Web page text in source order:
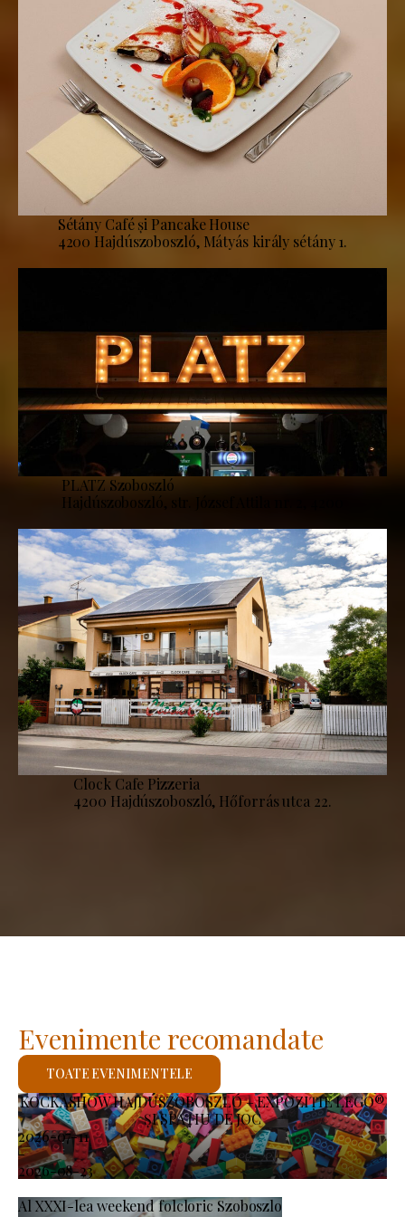
Sétány Café și Pancake House
4200 Hajdúszoboszló, Mátyás király sétány 1.
PLATZ Szoboszló
Hajdúszoboszló, str. József Attila nr. 2, 4200
Clock Cafe Pizzeria
4200 Hajdúszoboszló, Hőforrás utca 22.
KOCKASHOW HAJDÚSZOBOSZLÓ – EXPOZIȚIE LEGO®
ȘI SPAȚIU DE JOC
2026-07-11
-
2026-08-23
Al XXXI-lea weekend folcloric Szoboszlo
Evenimente recomandate
TOATE EVENIMENTELE